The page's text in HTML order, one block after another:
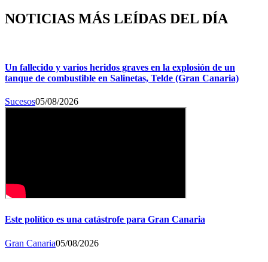
NOTICIAS MÁS LEÍDAS DEL DÍA
Un fallecido y varios heridos graves en la explosión de un
tanque de combustible en Salinetas, Telde (Gran Canaria)
Sucesos05/08/2026
Este político es una catástrofe para Gran Canaria
Gran Canaria05/08/2026